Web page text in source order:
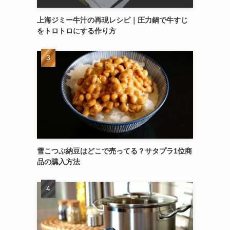
上海ジミー牛汁の再現レシピ｜圧力鍋で牛すじ
をトロトロにする作り方
雪こつぶ納豆はどこで売ってる？サタプラ1位商
品の購入方法